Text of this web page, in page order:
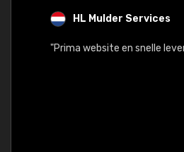
HL Mulder Services
"Prima website en snelle